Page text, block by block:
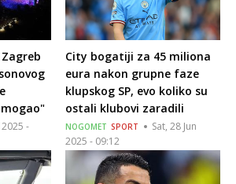
2025 -
City bogatiji za 45 miliona
eura nakon grupne faze
klupskog SP, evo koliko su
ostali klubovi zaradili
NOGOMET SPORT
Sat, 28 Jun
2025 - 09:12